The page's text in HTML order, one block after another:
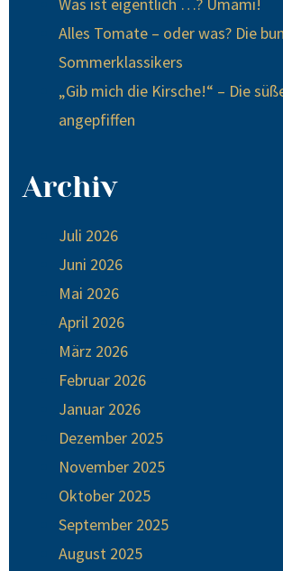
Was ist eigentlich …? Umami!
Alles Tomate – oder was? Die
Sommerklassikers
„Gib mich die Kirsche!“ – Die
angepfiffen
Archiv
Juli 2026
Juni 2026
Mai 2026
April 2026
März 2026
Februar 2026
Januar 2026
Dezember 2025
November 2025
Oktober 2025
September 2025
August 2025